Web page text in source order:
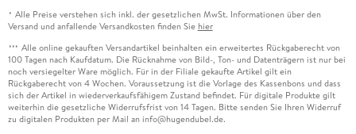
* Alle Preise verstehen sich inkl. der gesetzlichen MwSt. Informationen über den
Versand und anfallende Versandkosten finden Sie hier
*** Alle online gekauften Versandartikel beinhalten ein erweitertes Rückgaberecht von
100 Tagen nach Kaufdatum. Die Rücknahme von Bild-, Ton- und Datenträgern ist nur bei
noch versiegelter Ware möglich. Für in der Filiale gekaufte Artikel gilt ein
Rückgaberecht von 4 Wochen. Voraussetzung ist die Vorlage des Kassenbons und dass
sich der Artikel in wiederverkaufsfähigem Zustand befindet. Für digitale Produkte gilt
weiterhin die gesetzliche Widerrufsfrist von 14 Tagen. Bitte senden Sie Ihren Widerruf
zu digitalen Produkten per Mail an info@hugendubel.de.